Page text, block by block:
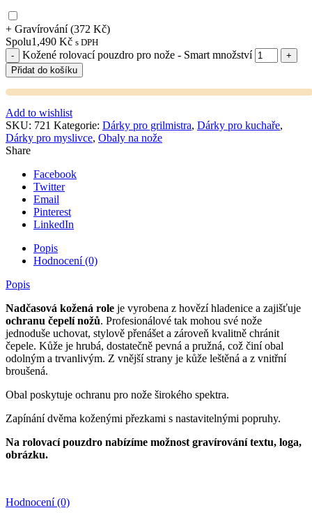
+ Gravírování(372 Kč)
Spolu1,490 Kč s DPH
Kožené rolovací pouzdro pro nože - Smart množství
Přidat do košíku
Add to wishlist
SKU: 721 Kategorie: Dárky pro grilmistra, Dárky pro kuchaře,
Dárky pro myslivce, Obaly na nože
Share
Facebook
Twitter
Email
Pinterest
LinkedIn
Popis
Hodnocení (0)
Popis
Nadčasová kožená role je vyrobena z hovězí hladenice a zajišťuje
ochranu čepelí nožů. Profesionálové tak mohou své nože
jednoduše uchovat, stylově přenášet a zároveň kvalitně chránit
čepele. Kůže je hrubá, dostatečně pevná a pružná, což činí obal
odolným a trvanlivým. Z vnější strany je kůže leštěná a z vnitřní
broušená.
Obal poskytuje ochranu pro nože širokého spektra.
Zapínání dvěma koženými přezkami s nastavitelnými popruhy.
Na rolovací pouzdro nabízíme možnost gravírování textu, loga,
obrázku.
Hodnocení (0)